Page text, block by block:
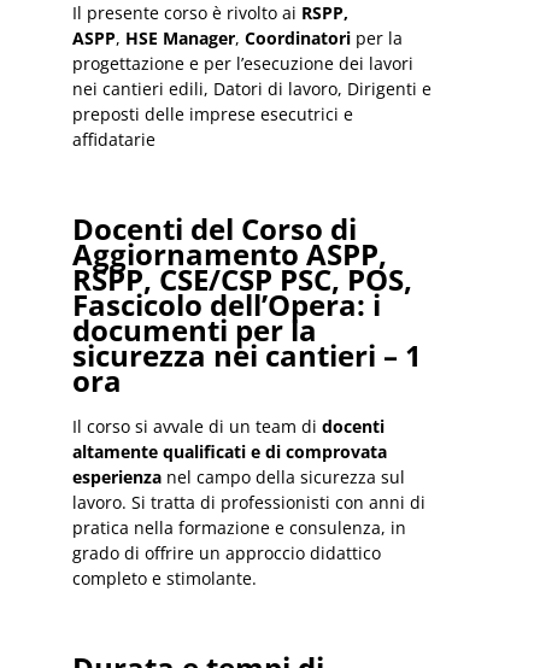
Il presente corso è rivolto ai RSPP,
ASPP, HSE Manager, Coordinatori per la
progettazione e per l’esecuzione dei lavori
nei cantieri edili, Datori di lavoro, Dirigenti e
preposti delle imprese esecutrici e
affidatarie
Docenti del Corso di
Aggiornamento ASPP,
RSPP, CSE/CSP PSC, POS,
Fascicolo dell’Opera: i
documenti per la
sicurezza nei cantieri – 1
ora
Il corso si avvale di un team di docenti
altamente qualificati e di comprovata
esperienza nel campo della sicurezza sul
lavoro. Si tratta di professionisti con anni di
pratica nella formazione e consulenza, in
grado di offrire un approccio didattico
completo e stimolante.